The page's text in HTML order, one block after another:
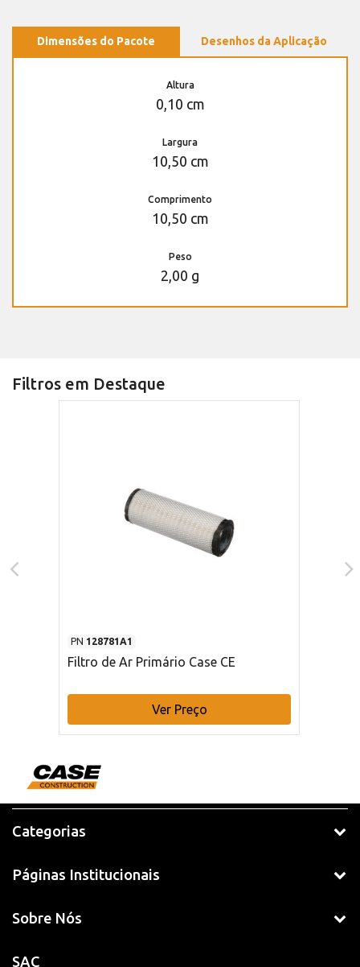
Dimensões do Pacote Desenhos da Aplicação
Altura
0,10 cm
Largura
10,50 cm
Comprimento
10,50 cm
Peso
2,00 g
Filtros em Destaque
PN 128781A1
Filtro de Ar Primário Case CE
Ver Preço
Categorias
Páginas Institucionais
Sobre Nós
SAC